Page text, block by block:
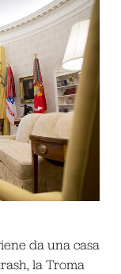
da una casa
la Troma